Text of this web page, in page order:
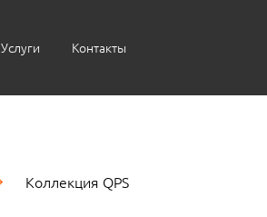
Услуги Контакты
Коллекция QPS